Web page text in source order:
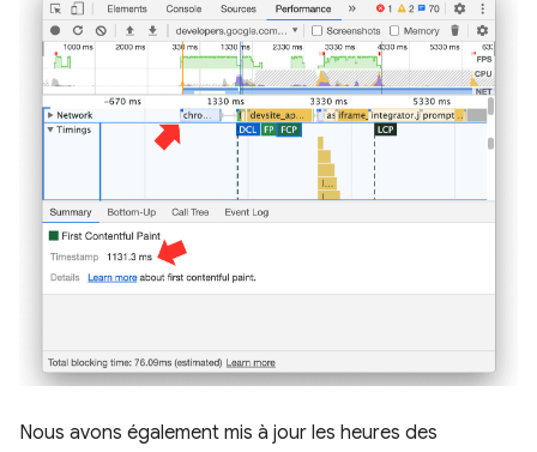
Nous avons également mis à jour les heures des